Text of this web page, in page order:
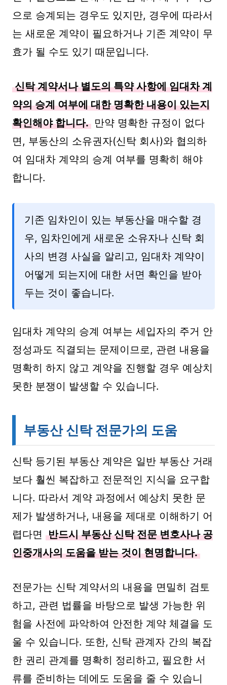
으로 승계되는 경우도 있지만, 경우에 따라서
는 새로운 계약이 필요하거나 기존 계약이 무
효가 될 수도 있기 때문입니다.
신탁 계약서나 별도의 특약 사항에 임대차 계
약의 승계 여부에 대한 명확한 내용이 있는지
확인해야 합니다. 만약 명확한 규정이 없다
면, 부동산의 소유권자(신탁 회사)와 협의하
여 임대차 계약의 승계 여부를 명확히 해야
합니다.
기존 임차인이 있는 부동산을 매수할 경
우, 임차인에게 새로운 소유자나 신탁 회
사의 변경 사실을 알리고, 임대차 계약이
어떻게 되는지에 대한 서면 확인을 받아
두는 것이 좋습니다.
임대차 계약의 승계 여부는 세입자의 주거 안
정성과도 직결되는 문제이므로, 관련 내용을
명확히 하지 않고 계약을 진행할 경우 예상치
못한 분쟁이 발생할 수 있습니다.
부동산 신탁 전문가의 도움
신탁 등기된 부동산 계약은 일반 부동산 거래
보다 훨씬 복잡하고 전문적인 지식을 요구합
니다. 따라서 계약 과정에서 예상치 못한 문
제가 발생하거나, 내용을 제대로 이해하기 어
렵다면 반드시 부동산 신탁 전문 변호사나 공
인중개사의 도움을 받는 것이 현명합니다.
전문가는 신탁 계약서의 내용을 면밀히 검토
하고, 관련 법률을 바탕으로 발생 가능한 위
험을 사전에 파악하여 안전한 계약 체결을 도
울 수 있습니다. 또한, 신탁 관계자 간의 복잡
한 권리 관계를 명확히 정리하고, 필요한 서
류를 준비하는 데에도 도움을 줄 수 있습니